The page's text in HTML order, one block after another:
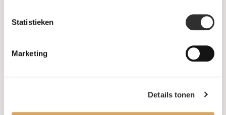
Statistieken
Marketing
Details tonen